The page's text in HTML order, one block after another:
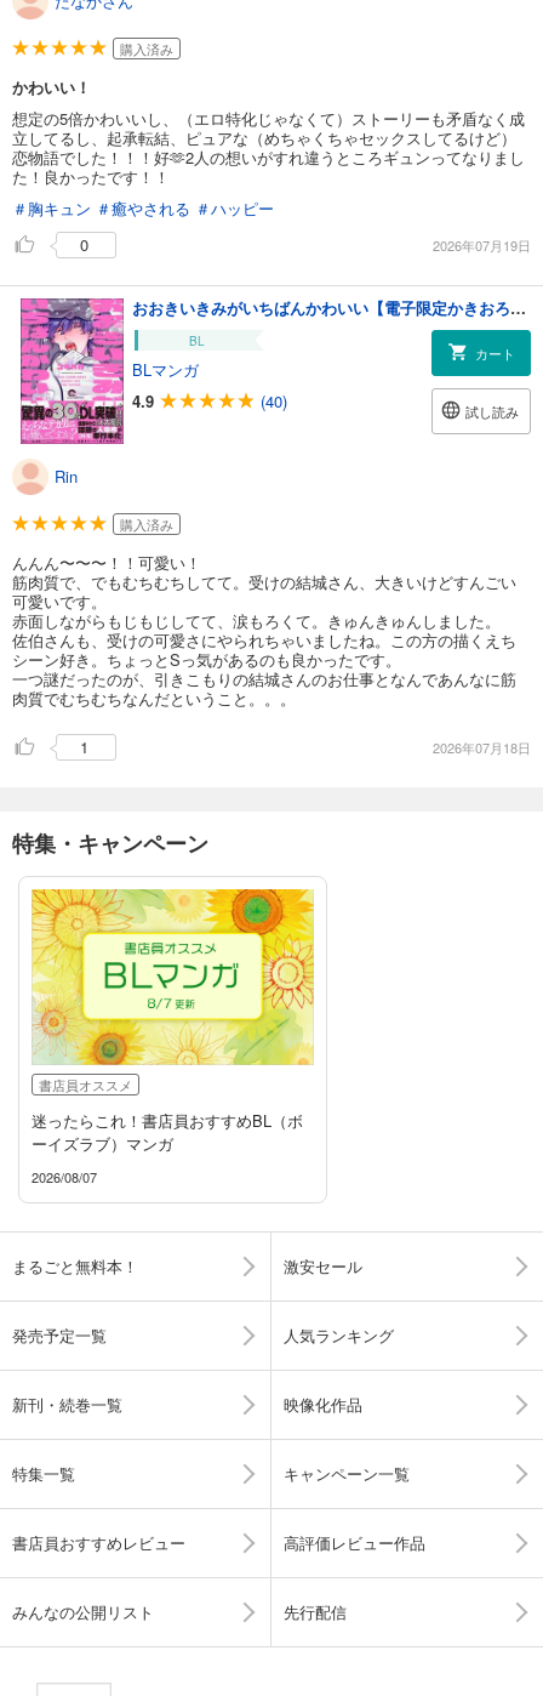
購入済み
かわいい！
想定の5倍かわいいし、（エロ特化じゃなくて）ストーリーも矛盾なく成
立してるし、起承転結、ピュアな（めちゃくちゃセックスしてるけど）
恋物語でした！！！好🫶2人の想いがすれ違うところギュンってなりまし
た！良かったです！！
＃胸キュン ＃癒やされる ＃ハッピー
0
2026年07月19日
おおきいきみがいちばんかわいい【電子限定かきおろし漫画付】
BL
BLマンガ
4.9
(40)
カート
試し読み
Rin
購入済み
んんん〜〜〜！！可愛い！
筋肉質で、でもむちむちしてて。受けの結城さん、大きいけどすんごい
可愛いです。
赤面しながらもじもじしてて、涙もろくて。きゅんきゅんしました。
佐伯さんも、受けの可愛さにやられちゃいましたね。この方の描くえち
シーン好き。ちょっとSっ気があるのも良かったです。
一つ謎だったのが、引きこもりの結城さんのお仕事となんであんなに筋
肉質でむちむちなんだということ。。。
1 2026年07月18日
特集・キャンペーン
書店員オススメ
迷ったらこれ！書店員おすすめBL（ボ
ーイズラブ）マンガ
2026/08/07
まるごと無料本！ 激安セール
発売予定一覧 人気ランキング
新刊・続巻一覧 映像化作品
特集一覧 キャンペーン一覧
書店員おすすめレビュー 高評価レビュー作品
みんなの公開リスト 先行配信